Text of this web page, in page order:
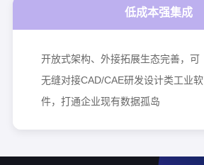
低成本强集成
开放式架构、外接拓展生态完善，可
无缝对接CAD/CAE研发设计类工业软
件，打通企业现有数据孤岛